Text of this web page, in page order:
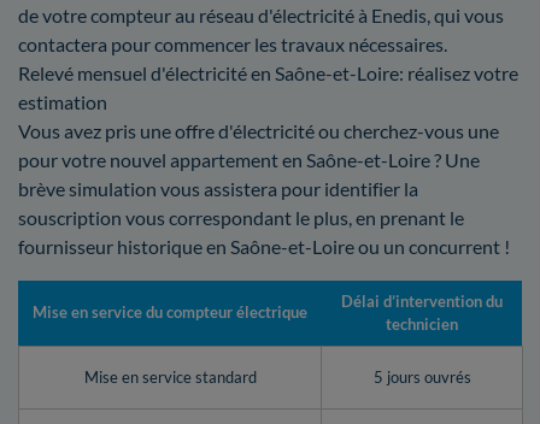
de votre compteur au réseau d'électricité à Enedis, qui vous
contactera pour commencer les travaux nécessaires.
Relevé mensuel d'électricité en Saône-et-Loire: réalisez votre
estimation
Vous avez pris une offre d'électricité ou cherchez-vous une
pour votre nouvel appartement en Saône-et-Loire ? Une
brève simulation vous assistera pour identifier la
souscription vous correspondant le plus, en prenant le
fournisseur historique en Saône-et-Loire ou un concurrent !
Mise en service du compteur électrique
Délai d’intervention du
technicien
Mise en service standard 5 jours ouvrés